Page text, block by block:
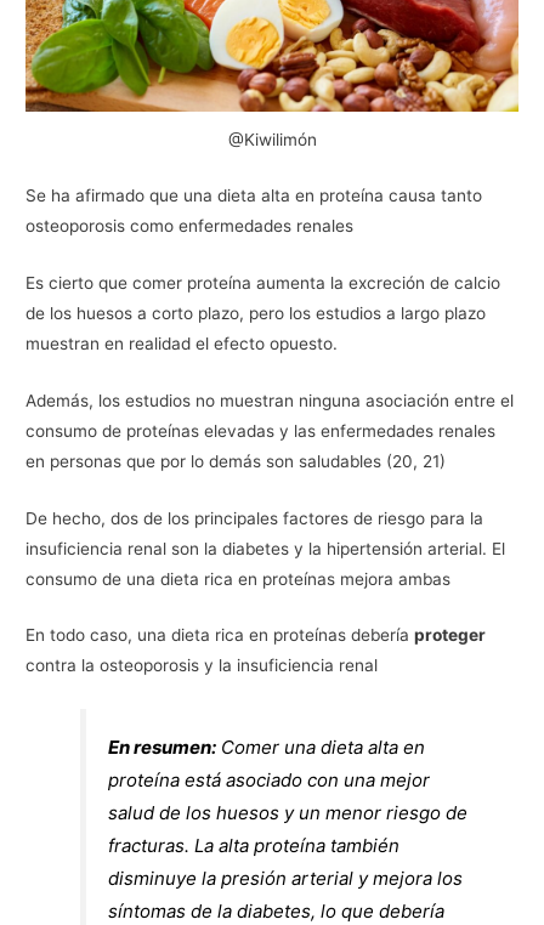
@Kiwilimón
Se ha afirmado que una dieta alta en proteína causa tanto
osteoporosis como enfermedades renales
Es cierto que comer proteína aumenta la excreción de calcio
de los huesos a corto plazo, pero los estudios a largo plazo
muestran en realidad el efecto opuesto.
Además, los estudios no muestran ninguna asociación entre el
consumo de proteínas elevadas y las enfermedades renales
en personas que por lo demás son saludables (20, 21)
De hecho, dos de los principales factores de riesgo para la
insuficiencia renal son la diabetes y la hipertensión arterial. El
consumo de una dieta rica en proteínas mejora ambas
En todo caso, una dieta rica en proteínas deberíaproteger
contra la osteoporosis y la insuficiencia renal
En resumen: Comer una dieta alta en
proteína está asociado con una mejor
salud de los huesos y un menor riesgo de
fracturas. La alta proteína también
disminuye la presión arterial y mejora los
síntomas de la diabetes, lo que debería